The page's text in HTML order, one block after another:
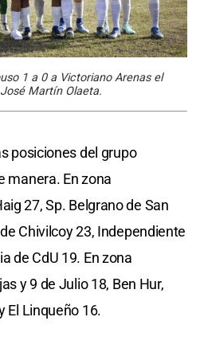
1 a 0 a Victoriano Arenas el
Martín Olaeta.
posiciones del grupo
manera. En zona
27, Sp. Belgrano de San
Chivilcoy 23, Independiente
de CdU 19. En zona
y 9 de Julio 18, Ben Hur,
El Linqueño 16.